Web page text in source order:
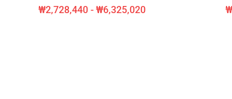
₩2,728,440 - ₩6,325,020